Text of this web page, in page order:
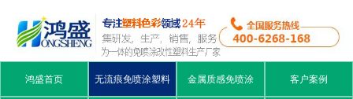
鸿盛首页 无流痕免喷涂塑料 金属质感免喷涂 客户案例